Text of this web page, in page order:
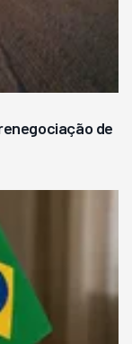
de